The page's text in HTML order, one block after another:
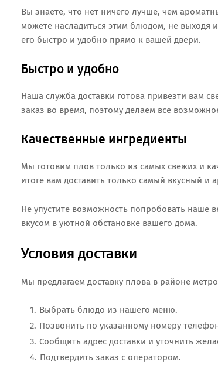
Вы знаете, что нет ничего лучше, чем
можете насладиться этим блюдом, не выходя
его быстро и удобно прямо к вашей двери.
Быстро и удобно
Наша служба доставки готова привезти вам
заказ во время, поэтому делаем все
Качественные ингредиенты
Мы готовим плов только из самых свежих и
итоге вам доставить только самый вкусный и
Не упустите возможность попробовать наше
вкусом в уютной обстановке вашего дома.
Условия доставки
Мы предлагаем доставку плова в районе
Выбрать блюдо из нашего меню.
Позвонить по указанному номеру
Сообщить адрес доставки и уточнить
Подтвердить заказ с оператором.